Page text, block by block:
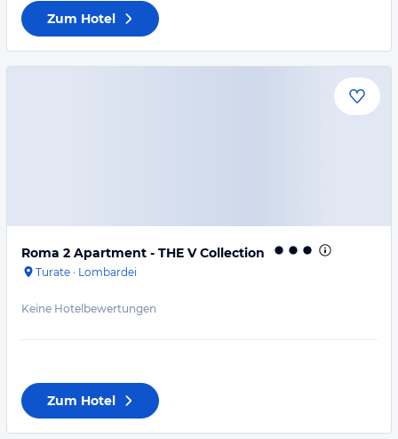
Zum Hotel
Roma 2 Apartment - THE V Collection
Turate · Lombardei
Keine Hotelbewertungen
Zum Hotel